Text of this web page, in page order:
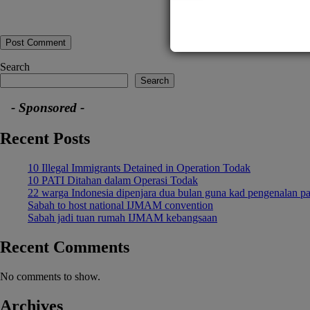
Search
Search
- Sponsored -
Recent Posts
10 Illegal Immigrants Detained in Operation Todak
10 PATI Ditahan dalam Operasi Todak
22 warga Indonesia dipenjara dua bulan guna kad pengenalan
Sabah to host national IJMAM convention
Sabah jadi tuan rumah IJMAM kebangsaan
Recent Comments
No comments to show.
Archives